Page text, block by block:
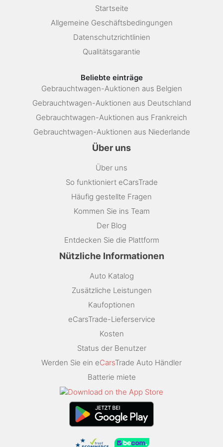
Startseite
Allgemeine Geschäftsbedingungen
Datenschutzrichtlinien
Qualitätsgarantie
Beliebte einträge
Gebrauchtwagen-Auktionen aus Belgien
Gebrauchtwagen-Auktionen aus Deutschland
Gebrauchtwagen-Auktionen aus Frankreich
Gebrauchtwagen-Auktionen aus Niederlande
Über uns
Über uns
So funktioniert eCarsTrade
Häufig gestellte Fragen
Kommen Sie ins Team
Der Blog
Entdecken Sie die Plattform
Nützliche Informationen
Auto Katalog
Zusätzliche Leistungen
Kaufoptionen
eCarsTrade-Lieferservice
Kosten
Status der Benutzer
Werden Sie ein eCarsTrade Auto Händler
Batterie miete